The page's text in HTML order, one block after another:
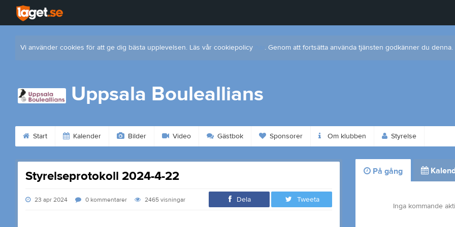
Vi använder cookies för att ge dig bästa upplevelsen. Läs vår cookiepolicy . Genom att fortsätta använda tjänsten godkänner du denna.
Uppsala Bouleallians
Start Kalender Bilder Video Gästbok Sponsorer Om klubben Styrelse
Styrelseprotokoll 2024-4-22
23 apr 2024 0 kommentarer 2465visningar Dela Tweeta
På gång
Inga kommande